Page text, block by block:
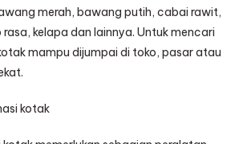
merah, bawang putih, cabai rawit,
kelapa dan lainnya. Untuk mencari
mampu dijumpai di toko, pasar atau
kotak